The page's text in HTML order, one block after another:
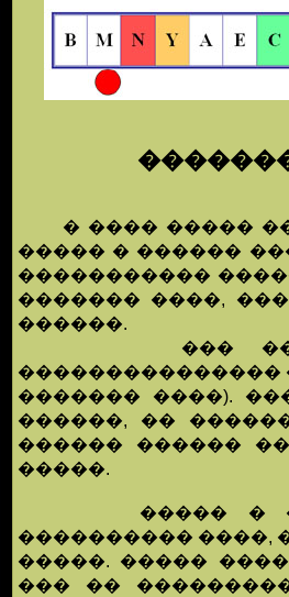
� ���� ����� ��
����� � ������
�����������
������� ����,
������.
��� �����,
���������������
������� ����).
������, ��
������ ������
�����.
����� �
���������� ����,
�����. �����
��� ��